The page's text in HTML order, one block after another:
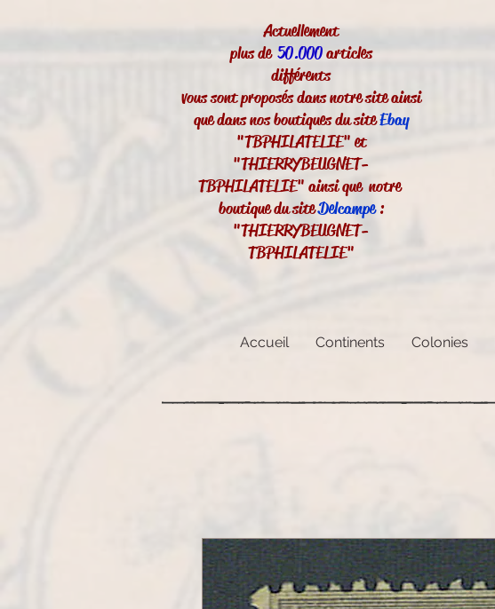
Actuellement
plus de50.000articles
différents
vous sont proposés dans notre site ainsi
que dans nos boutiques du siteEbay
"TBPHILATELIE" et
"THIERRYBEUGNET-
TBPHILATELIE" ainsi que notre
boutique du siteDelcampe:
"THIERRYBEUGNET-
TBPHILATELIE"
Accueil Continents Colonies